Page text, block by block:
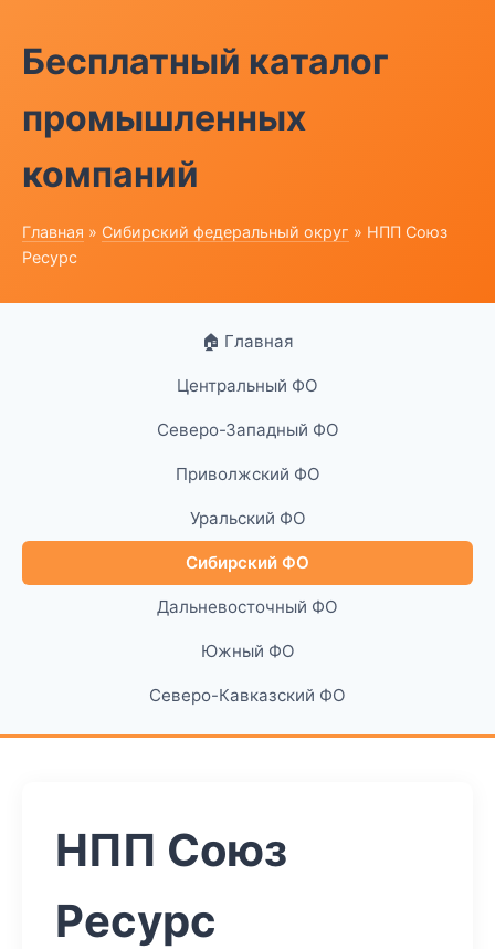
Бесплатный каталог
промышленных
компаний
Главная » Сибирский федеральный округ » НПП Союз
Ресурс
🏠 Главная
Центральный ФО
Северо-Западный ФО
Приволжский ФО
Уральский ФО
Сибирский ФО
Дальневосточный ФО
Южный ФО
Северо-Кавказский ФО
НПП Союз
Ресурс